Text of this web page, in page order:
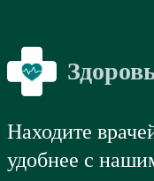
Находите
удобнее с